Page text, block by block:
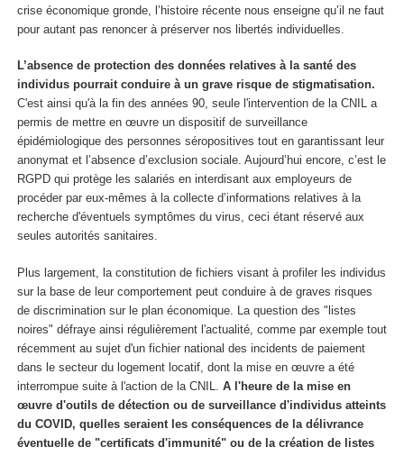
crise économique gronde, l’histoire récente nous enseigne qu’il ne faut
pour autant pas renoncer à préserver nos libertés individuelles.
L’absence de protection des données relatives à la santé des
individus pourrait conduire à un grave risque de stigmatisation.
C'est ainsi qu'à la fin des années 90, seule l'intervention de la CNIL a
permis de mettre en œuvre un dispositif de surveillance
épidémiologique des personnes séropositives tout en garantissant leur
anonymat et l’absence d’exclusion sociale. Aujourd’hui encore, c’est le
RGPD qui protège les salariés en interdisant aux employeurs de
procéder par eux-mêmes à la collecte d’informations relatives à la
recherche d'éventuels symptômes du virus, ceci étant réservé aux
seules autorités sanitaires.
Plus largement, la constitution de fichiers visant à profiler les individus
sur la base de leur comportement peut conduire à de graves risques
de discrimination sur le plan économique. La question des "listes
noires" défraye ainsi régulièrement l'actualité, comme par exemple tout
récemment au sujet d'un fichier national des incidents de paiement
dans le secteur du logement locatif, dont la mise en œuvre a été
interrompue suite à l'action de la CNIL. A l'heure de la mise en
œuvre d'outils de détection ou de surveillance d'individus atteints
du COVID, quelles seraient les conséquences de la délivrance
éventuelle de "certificats d'immunité" ou de la création de listes